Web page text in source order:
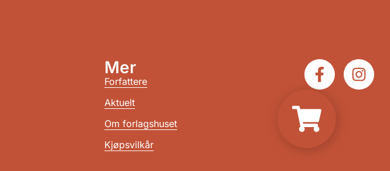
Mer
Forfattere
Aktuelt
Om forlagshuset
Kjøpsvilkår